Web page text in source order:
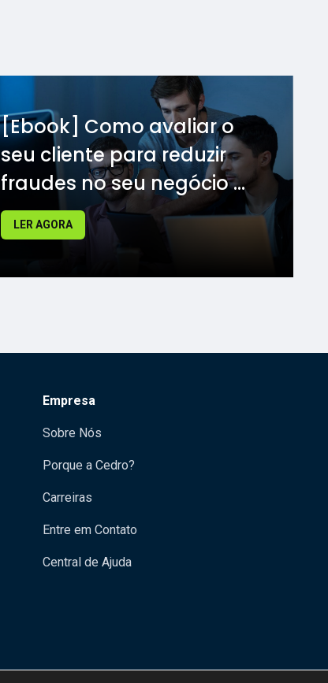
[Ebook] Como avaliar o
seu cliente para reduzir
fraudes no seu negócio ...
LER AGORA
Empresa
Sobre Nós
Porque a Cedro?
Carreiras
Entre em Contato
Central de Ajuda